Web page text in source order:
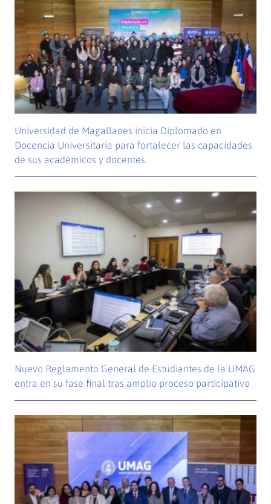
Universidad de Magallanes inicia Diplomado en
Docencia Universitaria para fortalecer las capacidades
de sus académicos y docentes
Nuevo Reglamento General de Estudiantes de la UMAG
entra en su fase final tras amplio proceso participativo